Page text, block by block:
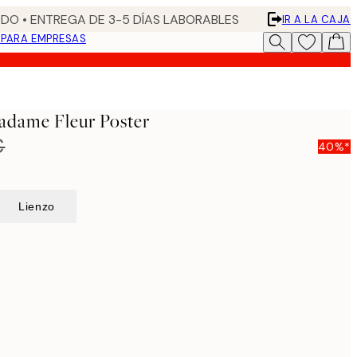
• ENTREGA DE 3-5 DÍAS LABORABLES
IR A LA CAJA
PARA EMPRESAS
Fleur Poster
40%*
Lienzo